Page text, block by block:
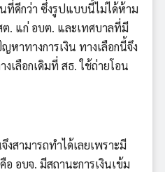
ที่ดีกว่า ซึ่งรูปแบบนี้ไม่ได้ห้าม
. แก่ อบต. และเทศบาลที่มี
าทางการเงิน ทางเลือกนี้จึง
เลือกเดิมที่ สธ. ใช้ถ่ายโอน
ามารถทำได้เลยเพราะมี
อบจ. มีสถานะการเงินเข้ม